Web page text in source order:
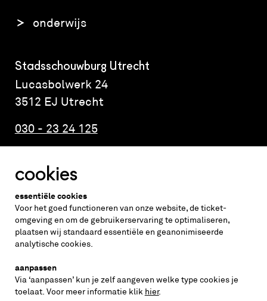
onderwijs
Stadsschouwburg Utrecht
Lucasbolwerk 24
3512 EJ Utrecht
030 - 23 24 125
Altijd weten wat er speelt?
vraag de nieuwsbrief aan
inschrijven
volg ons op
cookies
essentiële cookies
Voor het goed functioneren van onze website, de ticket-
omgeving en om de gebruikerservaring te optimaliseren,
plaatsen wij standaard essentiële en geanonimiseerde
analytische cookies.
aanpassen
Via ‘aanpassen’ kun je zelf aangeven welke type cookies je
toelaat. Voor meer informatie klik hier.